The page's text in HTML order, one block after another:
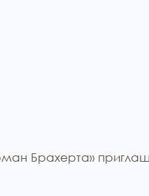
Брахерта»